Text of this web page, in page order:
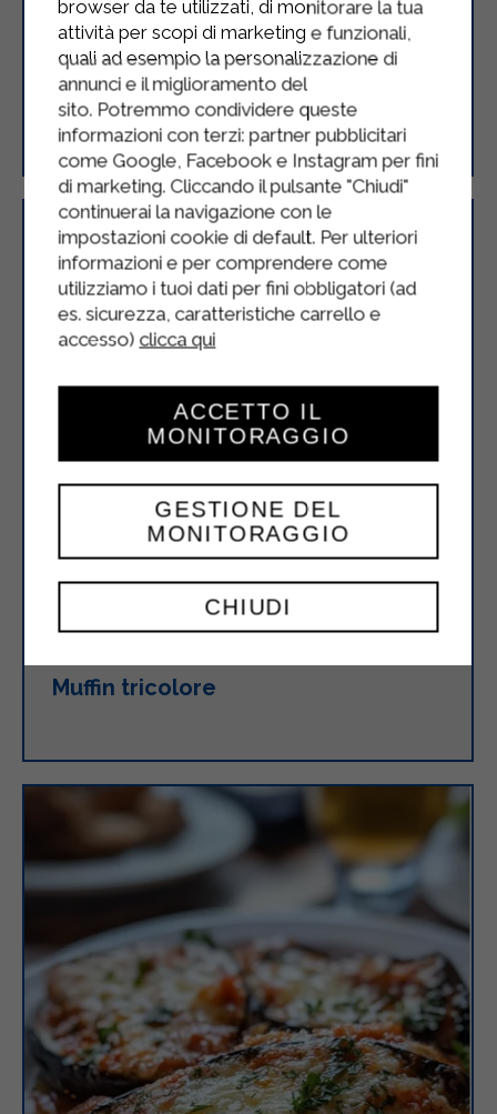
Rotoli di crespelle con sorpresa
Muffin tricolore
browser da te utilizzati, di monitorare la tua
attività per scopi di marketing e funzionali,
quali ad esempio la personalizzazione di
annunci e il miglioramento del
sito. Potremmo condividere queste
informazioni con terzi: partner pubblicitari
come Google, Facebook e Instagram per fini
di marketing. Cliccando il pulsante "Chiudi"
continuerai la navigazione con le
impostazioni cookie di default. Per ulteriori
informazioni e per comprendere come
utilizziamo i tuoi dati per fini obbligatori (ad
es. sicurezza, caratteristiche carrello e
accesso) clicca qui
CHIUDI
GESTIONE DEL
MONITORAGGIO
ACCETTO IL
MONITORAGGIO